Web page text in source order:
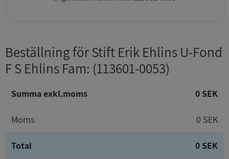
Beställning för Stift Erik Ehlins U-Fond
F S Ehlins Fam: (113601-0053)
Summa exkl.moms 0 SEK
Moms 0 SEK
Total 0 SEK